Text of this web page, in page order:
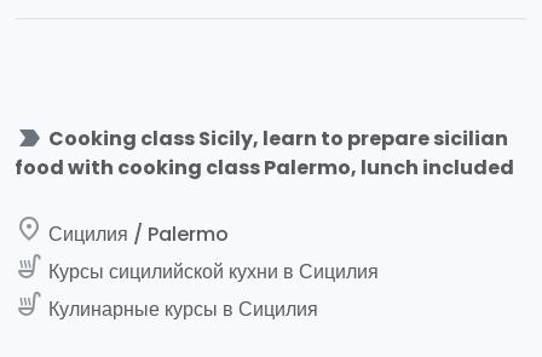
label_important Cooking class Sicily, learn to prepare sicilian
food with cooking class Palermo, lunch included
place Сицилия / Palermo
soup_kitchen Курсы сицилийской кухни в Сицилия
soup_kitchen Кулинарные курсы в Сицилия